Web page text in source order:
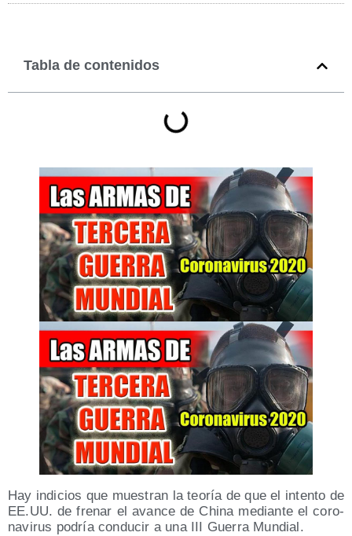
Tabla de contenidos
Hay indi­cios que mues­tran la teo­ría de que el inten­to de
EE.UU. de fre­nar el avan­ce de Chi­na median­te el coro­
na­vi­rus podría con­du­cir a una III Gue­rra Mundial.